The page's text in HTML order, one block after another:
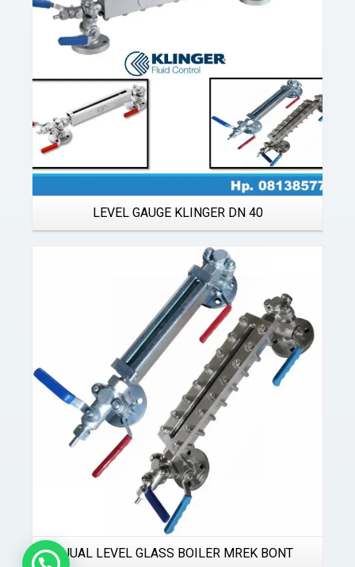
LEVEL GAUGE KLINGER DN 40
Details
JUAL LEVEL GLASS BOILER MREK BONT